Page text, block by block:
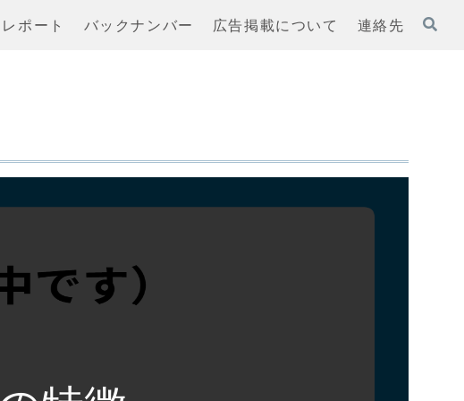
ポート バックナンバー 広告掲載について 連絡先